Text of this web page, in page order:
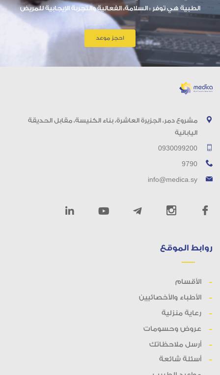
الطبية هي توفر : السلامة، الفعالية والتجربة الإيجابية للمريض
احجز موعد
مشروع دمر، الجزيرة العاشرة، بناء الكنيسة، مقابل الحديقة
اليابانية
0930099200
9790
info@medica.sy
روابط الموقع
الأقسام
الأطباء والأخصائيين
رعاية منزلية
عروض وحسومات
أرسل ملاحظاتك
أسئلة شائعة